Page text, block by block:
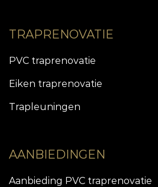
TRAPRENOVATIE
PVC traprenovatie
Eiken traprenovatie
Trapleuningen
AANBIEDINGEN
Aanbieding PVC traprenovatie